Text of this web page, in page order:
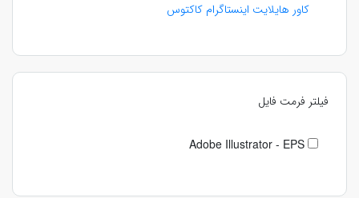
کاور هایلایت اینستاگرام کاکتوس
فیلتر فرمت فایل
Adobe Illustrator - EPS